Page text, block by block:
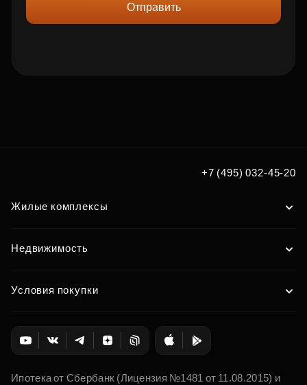
Отправить
+7 (495) 032-45-20
Жилые комплексы
Недвижимость
Условия покупки
Ипотека от Сбербанк (Лицензия №1481 от 11.08.2015) и